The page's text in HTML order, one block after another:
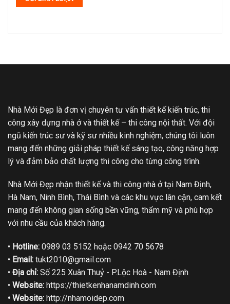
Nhà Mới Đẹp là đơn vị chuyên tư vấn thiết kế kiến trúc, thi
công xây dựng nhà ở và thiết kế – thi công nội thất. Với đội
ngũ kiến trúc sư và kỹ sư nhiều kinh nghiệm, chúng tôi luôn
mang đến những giải pháp thiết kế sáng tạo, công năng hợp
lý và đảm bảo chất lượng thi công cho từng công trình.
Nhà Mới Đẹp nhận thiết kế và thi công nhà ở tại Nam Định,
Hà Nam, Ninh Bình, Thái Bình và các khu vực lân cận, cam kết
mang đến không gian sống bền vững, thẩm mỹ và phù hợp
với nhu cầu của khách hàng.
• Hotline: 0989 03 5152 hoặc 0942 70 5678
• Email: tukt2010@gmail.com
• Địa chỉ: Số 225 Xuân Thuỷ - P.Lộc Hoà - Nam Định
• Website: https://thietkenhanamdinh.com
• Website: http://nhamoidep.com